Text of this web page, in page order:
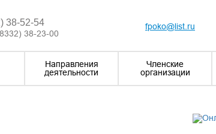
38-52-54
38-23-00
fpoko@list.ru
Направления
деятельности
Членские
организации